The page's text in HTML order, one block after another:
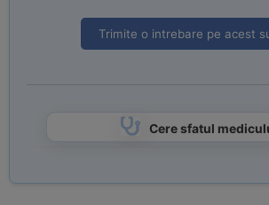
Trimite o intrebare pe acest
Cere sfatul